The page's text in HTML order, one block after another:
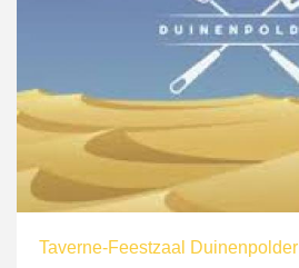
Taverne-Feestzaal Duinenpolder